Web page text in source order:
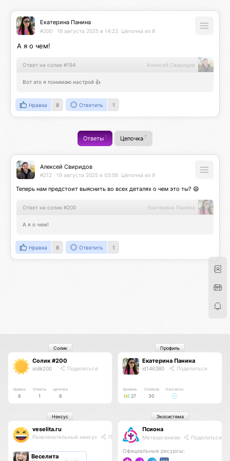
Екатерина Панина
#200 18 августа 2025 в 14:23 Цепочка из 8
А я о чем!
Ответ на солик #194 Алексей Свиридов
Вот это я понимаю настрой 👍
Нравка 8 Ответить 1
Ответы1 Цепочка 7
Алексей Свиридов
#212 19 августа 2025 в 03:58 Цепочка из 9
Теперь нам предстоит выяснить во всех деталях о чем это ты? 😄
Ответ на солик #200 Екатерина Панина
А я о чем!
Нравка 8 Ответить 1
Солик #200
solik200 Поделиться
Нравки
8
Ответы
1
Цепочка
8
Солик
Екатерина Панина
id146380 Поделиться
Уровень
27
Соликов
30
Контакты
Профиль
veselita.ru
Развлекательный нексус Поделиться
Веселита
Нексус
Псиона
Метаорганизм Поделиться
Официальные ресурсы:
Экосистема